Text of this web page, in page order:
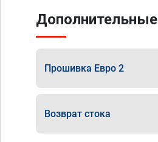
Прошивка Евро 2
Возврат стока